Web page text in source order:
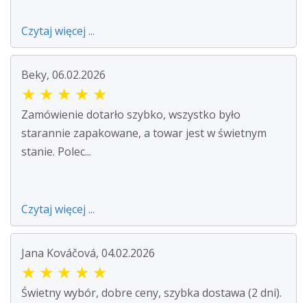
Czytaj więcej ...
Beky, 06.02.2026
★ ★ ★ ★ ★
Zamówienie dotarło szybko, wszystko było
starannie zapakowane, a towar jest w świetnym
stanie. Polec...
Czytaj więcej ...
Jana Kováčová, 04.02.2026
★ ★ ★ ★ ★
Świetny wybór, dobre ceny, szybka dostawa (2 dni).